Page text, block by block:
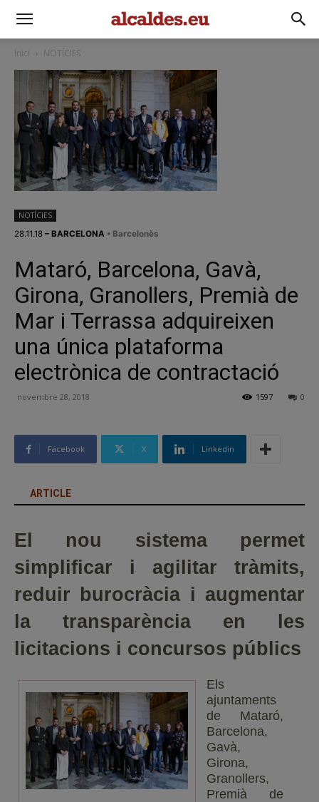
Inici NOTÍCIES
NOTÍCIES
28.11.18 – BARCELONA • Barcelonès
Mataró, Barcelona, Gavà,
Girona, Granollers, Premià de
Mar i Terrassa adquireixen
una única plataforma
electrònica de contractació
novembre 28, 2018 0
1597
Facebook X Linkedin
ARTICLE
El nou sistema permet
simplificar i agilitar tràmits,
reduir burocràcia i augmentar
la transparència en les
licitacions i concursos públics
Els
ajuntaments
de Mataró,
Barcelona,
Gavà,
Girona,
Granollers,
Premià de